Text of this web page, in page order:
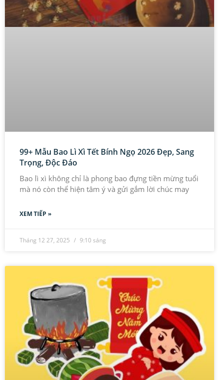
99+ Mẫu Bao Lì Xì Tết Bính Ngọ 2026 Đẹp, Sang
Trọng, Độc Đáo
Bao lì xì không chỉ là phong bao đựng tiền mừng tuổi
mà nó còn thể hiện tâm ý và gửi gắm lời chúc may
XEM TIẾP »
Tháng 12 27, 2025 9:10 sáng